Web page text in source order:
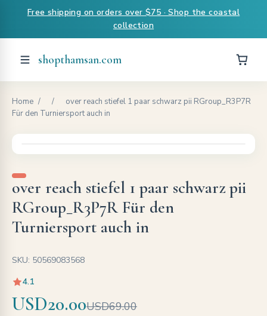
Free shipping on orders over $75 · Shop the coastal
collection
shopthamsan.com
Home / /
over reach stiefel 1 paar schwarz pii RGroup_R3P7R
Für den Turniersport auch in
over reach stiefel 1 paar schwarz pii
RGroup_R3P7R Für den
Turniersport auch in
SKU: 50569083568
4.1
USD20.00USD69.00